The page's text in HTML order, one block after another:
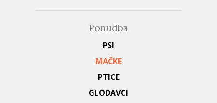
Ponudba
PSI
MAČKE
PTICE
GLODAVCI